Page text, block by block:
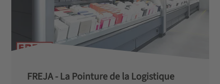
FREJA - La Pointure de la Logistique